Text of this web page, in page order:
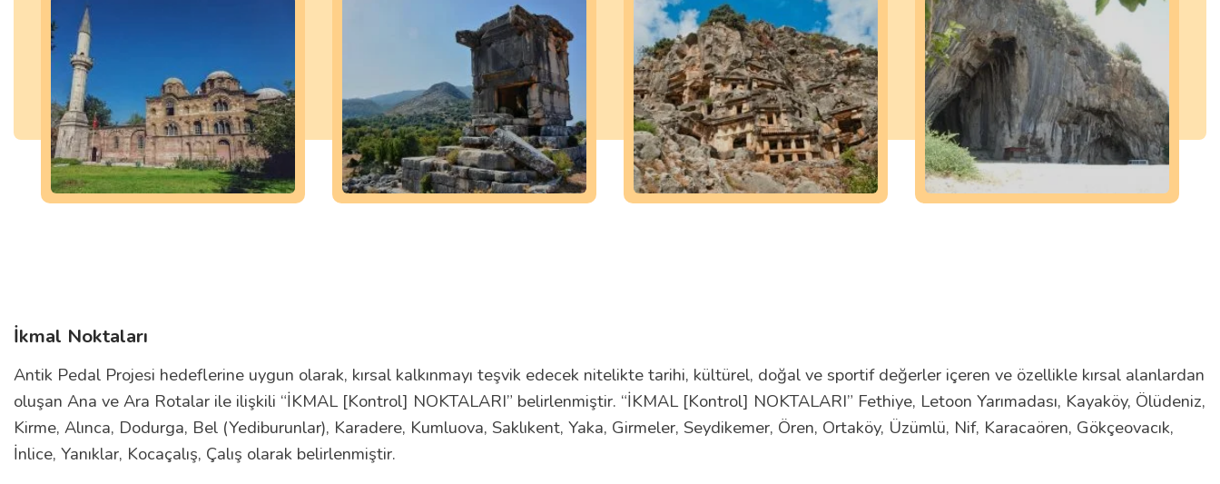
İkmal Noktaları
Antik Pedal Projesi hedeflerine uygun olarak, kırsal kalkınmayı teşvik edecek nitelikte tarihi, kültürel, doğal ve sportif değerler içeren ve özellikle kırsal alanlardan
oluşan Ana ve Ara Rotalar ile ilişkili “İKMAL [Kontrol] NOKTALARI” belirlenmiştir. “İKMAL [Kontrol] NOKTALARI” Fethiye, Letoon Yarımadası, Kayaköy, Ölüdeniz,
Kirme, Alınca, Dodurga, Bel (Yediburunlar), Karadere, Kumluova, Saklıkent, Yaka, Girmeler, Seydikemer, Ören, Ortaköy, Üzümlü, Nif, Karacaören, Gökçeovacık,
İnlice, Yanıklar, Kocaçalış, Çalış olarak belirlenmiştir.